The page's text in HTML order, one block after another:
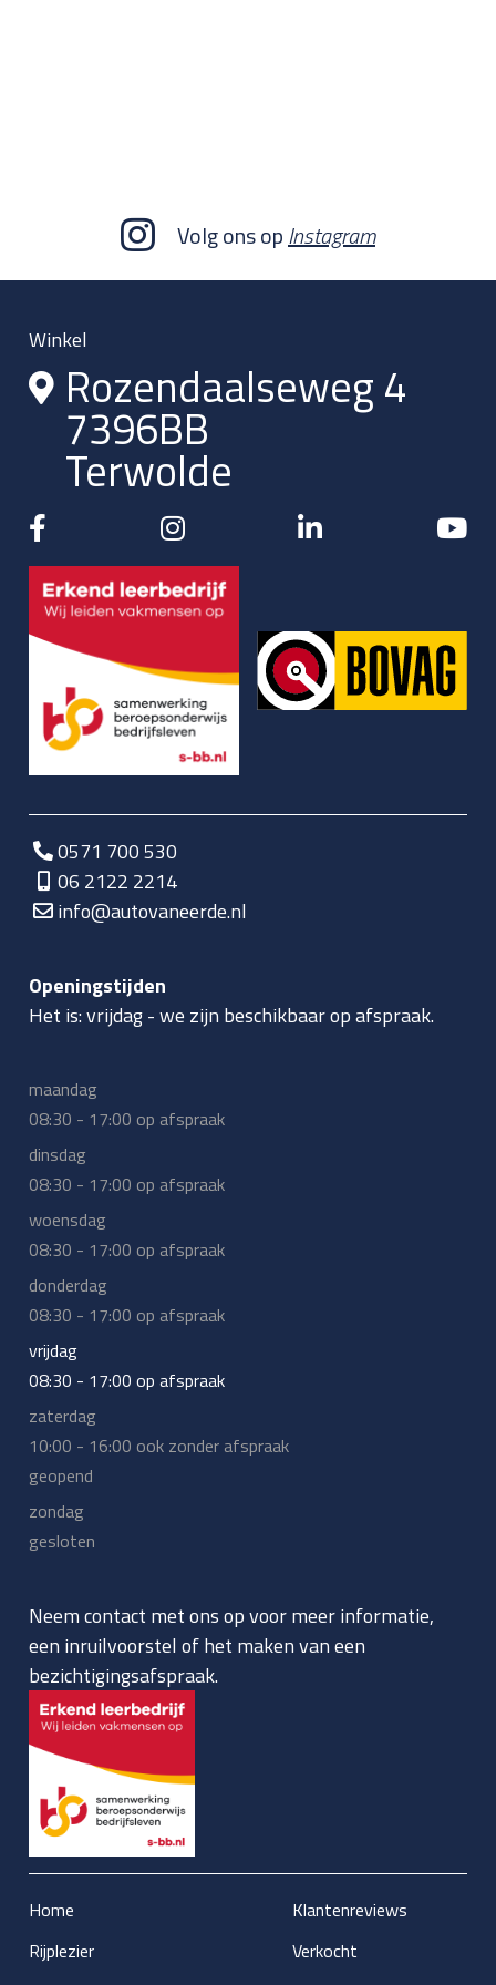
Volg ons opInstagram
Winkel
Rozendaalseweg 4
7396BB
Terwolde
0571 700 530
06 2122 2214
info@autovaneerde.nl
Openingstijden
Het is:vrijdag-we zijn beschikbaar op afspraak.
maandag
08:30 - 17:00 op afspraak
dinsdag
08:30 - 17:00 op afspraak
woensdag
08:30 - 17:00 op afspraak
donderdag
08:30 - 17:00 op afspraak
vrijdag
08:30 - 17:00 op afspraak
zaterdag
10:00 - 16:00 ook zonder afspraak
geopend
zondag
gesloten
Neem contact met ons op voor meer informatie,
een inruilvoorstel of het maken van een
bezichtigingsafspraak.
Home
Rijplezier
Klantenreviews
Verkocht